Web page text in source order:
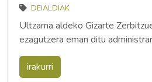
DEIALDIAK
Ultzama aldeko Gizarte
ezagutzera eman ditu
irakurri